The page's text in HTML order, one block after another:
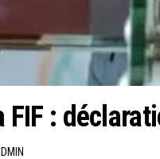
FIF :